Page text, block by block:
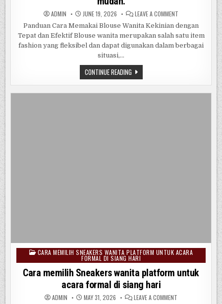
ADMIN JUNE 19, 2026 LEAVE A COMMENT
MEMAKAI
BLOUSE
WANITA
KEKINIAN
DENGAN
Panduan Cara Memakai Blouse Wanita Kekinian dengan
Tepat dan Efektif Blouse wanita merupakan salah satu item
fashion yang fleksibel dan dapat digunakan dalam berbagai
situasi,…
CONTINUE READINGCARA
MEMAKAI
BLOUSE
Posted
in
CARA MEMILIH SNEAKERS WANITA PLATFORM UNTUK ACARA
FORMAL DI SIANG HARI
Cara memilih Sneakers wanita platform untuk
acara formal di siang hari
ADMIN MAY 31, 2026 LEAVE A COMMENT